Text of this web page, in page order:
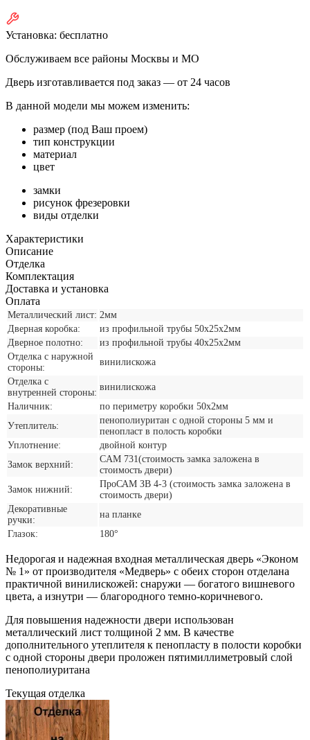
Установка: бесплатно
Обслуживаем все районы Москвы и МО
Дверь изготавливается под заказ — от 24 часов
В данной модели мы можем изменить:
размер (под Ваш проем)
тип конструкции
материал
цвет
замки
рисунок фрезеровки
виды отделки
Характеристики
Описание
Отделка
Комплектация
Доставка и установка
Оплата
Металлический лист: 2мм
Дверная коробка:
из профильной трубы 50х25х2мм
Дверное полотно:
из профильной трубы 40х25х2мм
Отделка с наружной
стороны:
винилискожа
Отделка с
внутренней стороны:
винилискожа
Наличник:
по периметру коробки 50х2мм
Утеплитель:
пенополиуритан с одной стороны 5 мм и
пенопласт в полость коробки
Уплотнение:
двойной контур
Замок верхний:
CАМ 731(стоимость замка заложена в
стоимость двери)
Замок нижний:
ПроСАМ ЗВ 4-3 (стоимость замка заложена в
стоимость двери)
Декоративные
ручки:
на планке
Глазок:
180°
Недорогая и надежная входная металлическая дверь «Эконом
№ 1» от производителя «Медверь» с обеих сторон отделана
практичной винилискожей: снаружи — богатого вишневого
цвета, а изнутри — благородного темно-коричневого.
Для повышения надежности двери использован
металлический лист толщиной 2 мм. В качестве
дополнительного утеплителя к пенопласту в полости коробки
с одной стороны двери проложен пятимиллиметровый слой
пенополиуритана
Текущая отделка